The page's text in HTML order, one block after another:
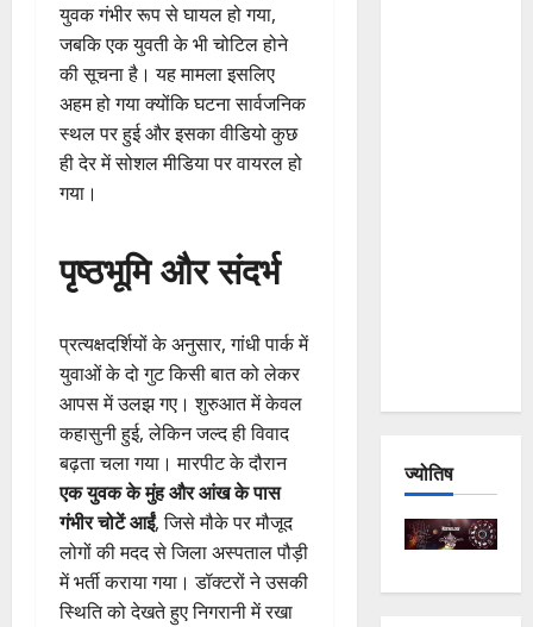
युवक गंभीर रूप से घायल हो गया,
जबकि एक युवती के भी चोटिल होने
की सूचना है। यह मामला इसलिए
अहम हो गया क्योंकि घटना सार्वजनिक
स्थल पर हुई और इसका वीडियो कुछ
ही देर में सोशल मीडिया पर वायरल हो
गया।
पृष्ठभूमि और संदर्भ
प्रत्यक्षदर्शियों के अनुसार, गांधी पार्क में
युवाओं के दो गुट किसी बात को लेकर
आपस में उलझ गए। शुरुआत में केवल
कहासुनी हुई, लेकिन जल्द ही विवाद
बढ़ता चला गया। मारपीट के दौरान
एक युवक के मुंह और आंख के पास
गंभीर चोटें आईं, जिसे मौके पर मौजूद
लोगों की मदद से जिला अस्पताल पौड़ी
में भर्ती कराया गया। डॉक्टरों ने उसकी
स्थिति को देखते हुए निगरानी में रखा
ज्योतिष